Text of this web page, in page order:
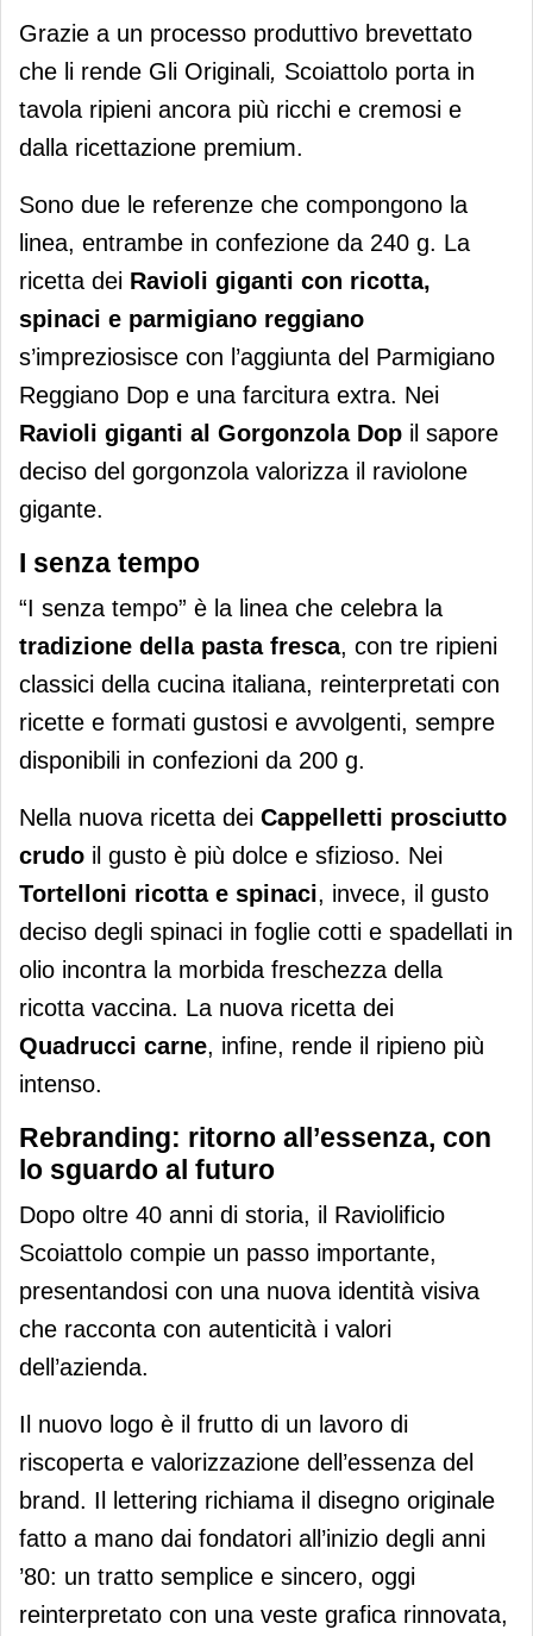
Grazie a un processo produttivo brevettato
che li rende Gli Originali, Scoiattolo porta in
tavola ripieni ancora più ricchi e cremosi e
dalla ricettazione premium.
Sono due le referenze che compongono la
linea, entrambe in confezione da 240 g. La
ricetta dei Ravioli giganti con ricotta,
spinaci e parmigiano reggiano
s’impreziosisce con l’aggiunta del Parmigiano
Reggiano Dop e una farcitura extra. Nei
Ravioli giganti al Gorgonzola Dop il sapore
deciso del gorgonzola valorizza il raviolone
gigante.
I senza tempo
“I senza tempo” è la linea che celebra la
tradizione della pasta fresca, con tre ripieni
classici della cucina italiana, reinterpretati con
ricette e formati gustosi e avvolgenti, sempre
disponibili in confezioni da 200 g.
Nella nuova ricetta dei Cappelletti prosciutto
crudo il gusto è più dolce e sfizioso. Nei
Tortelloni ricotta e spinaci, invece, il gusto
deciso degli spinaci in foglie cotti e spadellati in
olio incontra la morbida freschezza della
ricotta vaccina. La nuova ricetta dei
Quadrucci carne, infine, rende il ripieno più
intenso.
Rebranding: ritorno all’essenza, con
lo sguardo al futuro
Dopo oltre 40 anni di storia, il Raviolificio
Scoiattolo compie un passo importante,
presentandosi con una nuova identità visiva
che racconta con autenticità i valori
dell’azienda.
Il nuovo logo è il frutto di un lavoro di
riscoperta e valorizzazione dell’essenza del
brand. Il lettering richiama il disegno originale
fatto a mano dai fondatori all’inizio degli anni
’80: un tratto semplice e sincero, oggi
reinterpretato con una veste grafica rinnovata,